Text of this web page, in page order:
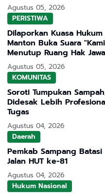
Agustus 05, 2026
PERISTIWA
Dilaporkan Kuasa
Manton Buka Suara
Menutup Ruang Hak
Agustus 05, 2026
KOMUNITAS
Soroti Tumpukan
Didesak Lebih
Tugas
Agustus 04, 2026
Daerah
Pemkab Sampang
Jalan HUT ke-81
Agustus 04, 2026
Hukum Nasional